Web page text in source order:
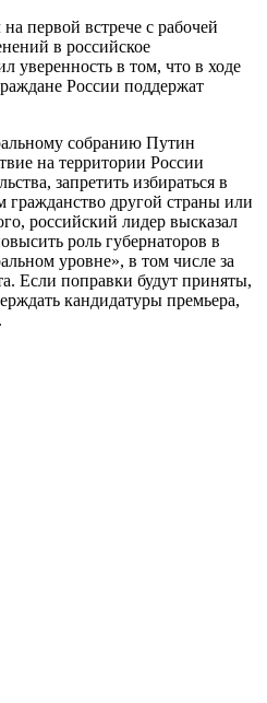
первой встрече с рабочей
в российское
уверенность в том, что в ходе
России поддержат
собранию Путин
на территории России
запретить избираться в
другой страны или
российский лидер высказал
роль губернаторов в
уровне», в том числе за
Если поправки будут приняты,
кандидатуры премьера,